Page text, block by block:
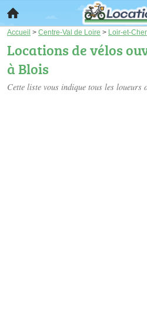
Accueil > Centre-Val de Loire > Loir-et-Cher
Locations de vélos
à Blois
Cette liste vous indique tous les loueurs